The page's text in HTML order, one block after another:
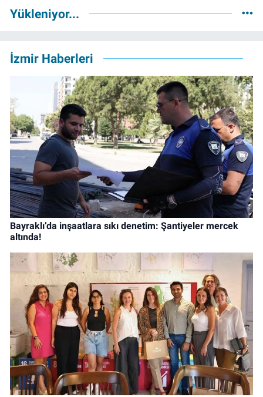
Yükleniyor...
İzmir Haberleri
Bayraklı’da inşaatlara sıkı denetim: Şantiyeler mercek
altında!